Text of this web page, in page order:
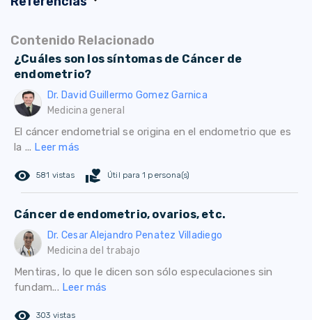
Contenido Relacionado
¿Cuáles son los síntomas de Cáncer de
endometrio?
Dr. David Guillermo Gomez Garnica
Medicina general
El cáncer endometrial se origina en el endometrio que es
la ... Leer más
remove_red_eye 581 vistas volunteer_activism Útil para 1 persona(s)
Cáncer de endometrio, ovarios, etc.
Dr. Cesar Alejandro Penatez Villadiego
Medicina del trabajo
Mentiras, lo que le dicen son sólo especulaciones sin
fundam... Leer más
remove_red_eye 303 vistas